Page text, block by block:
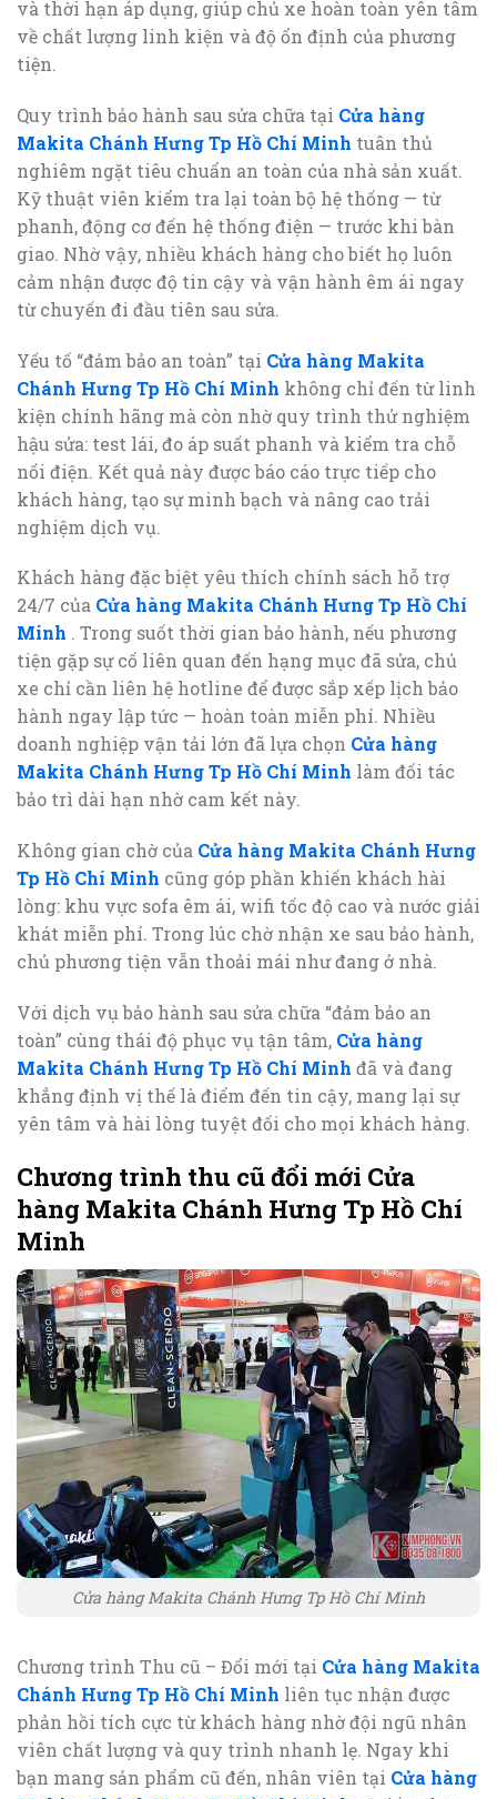
và thời hạn áp dụng, giúp chủ xe hoàn toàn yên tâm
về chất lượng linh kiện và độ ổn định của phương
tiện.
Quy trình bảo hành sau sửa chữa tại Cửa hàng
Makita Chánh Hưng Tp Hồ Chí Minh tuân thủ
nghiêm ngặt tiêu chuẩn an toàn của nhà sản xuất.
Kỹ thuật viên kiểm tra lại toàn bộ hệ thống — từ
phanh, động cơ đến hệ thống điện — trước khi bàn
giao. Nhờ vậy, nhiều khách hàng cho biết họ luôn
cảm nhận được độ tin cậy và vận hành êm ái ngay
từ chuyến đi đầu tiên sau sửa.
Yếu tố “đảm bảo an toàn” tại Cửa hàng Makita
Chánh Hưng Tp Hồ Chí Minh không chỉ đến từ linh
kiện chính hãng mà còn nhờ quy trình thử nghiệm
hậu sửa: test lái, đo áp suất phanh và kiểm tra chỗ
nối điện. Kết quả này được báo cáo trực tiếp cho
khách hàng, tạo sự minh bạch và nâng cao trải
nghiệm dịch vụ.
Khách hàng đặc biệt yêu thích chính sách hỗ trợ
24/7 của Cửa hàng Makita Chánh Hưng Tp Hồ Chí
Minh . Trong suốt thời gian bảo hành, nếu phương
tiện gặp sự cố liên quan đến hạng mục đã sửa, chủ
xe chỉ cần liên hệ hotline để được sắp xếp lịch bảo
hành ngay lập tức — hoàn toàn miễn phí. Nhiều
doanh nghiệp vận tải lớn đã lựa chọn Cửa hàng
Makita Chánh Hưng Tp Hồ Chí Minh làm đối tác
bảo trì dài hạn nhờ cam kết này.
Không gian chờ của Cửa hàng Makita Chánh Hưng
Tp Hồ Chí Minh cũng góp phần khiến khách hài
lòng: khu vực sofa êm ái, wifi tốc độ cao và nước giải
khát miễn phí. Trong lúc chờ nhận xe sau bảo hành,
chủ phương tiện vẫn thoải mái như đang ở nhà.
Với dịch vụ bảo hành sau sửa chữa “đảm bảo an
toàn” cùng thái độ phục vụ tận tâm, Cửa hàng
Makita Chánh Hưng Tp Hồ Chí Minh đã và đang
khẳng định vị thế là điểm đến tin cậy, mang lại sự
yên tâm và hài lòng tuyệt đối cho mọi khách hàng.
Chương trình thu cũ đổi mới Cửa
hàng Makita Chánh Hưng Tp Hồ Chí
Minh
Cửa hàng Makita Chánh Hưng Tp Hồ Chí Minh
Chương trình Thu cũ – Đổi mới tại Cửa hàng Makita
Chánh Hưng Tp Hồ Chí Minh liên tục nhận được
phản hồi tích cực từ khách hàng nhờ đội ngũ nhân
viên chất lượng và quy trình nhanh lẹ. Ngay khi
bạn mang sản phẩm cũ đến, nhân viên tại Cửa hàng